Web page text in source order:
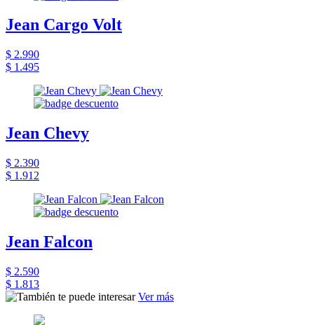
Jean Cargo Volt
$ 2.990
$ 1.495
Jean Chevy
$ 2.390
$ 1.912
Jean Falcon
$ 2.590
$ 1.813
Ver más